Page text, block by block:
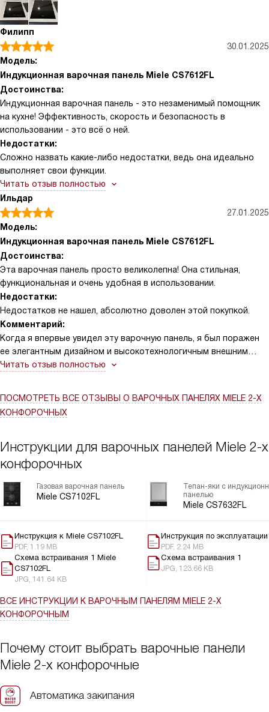
Филипп
30.01.2025
Модель:
Индукционная варочная панель Miele CS7612FL
Достоинства:
Индукционная варочная панель - это незаменимый помощник
на кухне! Эффективность, скорость и безопасность в
использовании - это всё о ней.
Недостатки:
Сложно назвать какие-либо недостатки, ведь она идеально
выполняет свои функции.
Читать отзыв полностью
Ильдар
27.01.2025
Модель:
Индукционная варочная панель Miele CS7612FL
Достоинства:
Эта варочная панель просто великолепна! Она стильная,
функциональная и очень удобная в использовании.
Недостатки:
Недостатков не нашел, абсолютно доволен этой покупкой.
Комментарий:
Когда я впервые увидел эту варочную панель, я был поражен
ее элегантным дизайном и высокотехнологичным внешним
видом. Это было что-то вроде любовь с первого взгляда. Она
В процессе использования я был приятно удивлен ее
функциональностью. Управление интуитивно понятное, а
эффективно. Это значительно упрощает процесс
приготовления пищи и делает его более приятным.
Однажды, когда у нас были гости, я решил приготовить
несколько блюд одновременно. Благодаря широкому
функционалу и возможности одновременного использования
нескольких зон, я справился с задачей без проблем и в
удовольствие от процесса.
Еще одним плюсом является легкость в уходе. После
приготовления пищи, достаточно просто протереть
поверхность влажной тканью, и она снова блестит как новая.
преобразила мою кухню и упростила процесс приготовления
пищи. Она не только выглядит замечательно, но и работает
Читать отзыв полностью
ПОСМОТРЕТЬ ВСЕ ОТЗЫВЫ О ВАРОЧНЫХ ПАНЕЛЯХ MIELE 2-Х
КОНФОРОЧНЫХ
Инструкции для варочных панелей Miele 2-х
конфорочных
Газовая варочная панель
Miele CS7102FL
Инструкция к Miele CS7102FL
PDF, 1.19 MB
Схема встраивания 1 Miele
CS7102FL
JPG, 141.64 KB
Тепан-яки с
панелью
Miele CS7632FL
Инструкция по эксплуатации
PDF, 2.24 MB
Схема встраивания 1
JPG, 123.66 KB
ВСЕ ИНСТРУКЦИИ К ВАРОЧНЫМ ПАНЕЛЯМ MIELE 2-Х
КОНФОРОЧНЫМ
Почему стоит выбрать варочные панели
Miele 2-х конфорочные
Автоматика закипания